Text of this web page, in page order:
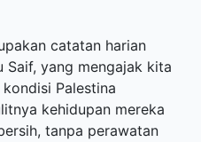
catatan harian
yang mengajak kita
Palestina
kehidupan mereka
tanpa perawatan